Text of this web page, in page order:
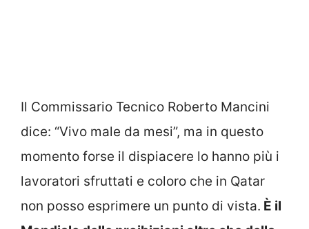
Il Commissario Tecnico Roberto Mancini
dice: “Vivo male da mesi”, ma in questo
momento forse il dispiacere lo hanno più i
lavoratori sfruttati e coloro che in Qatar
non posso esprimere un punto di vista. È il